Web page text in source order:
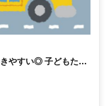
やすい◎ 子どもたち